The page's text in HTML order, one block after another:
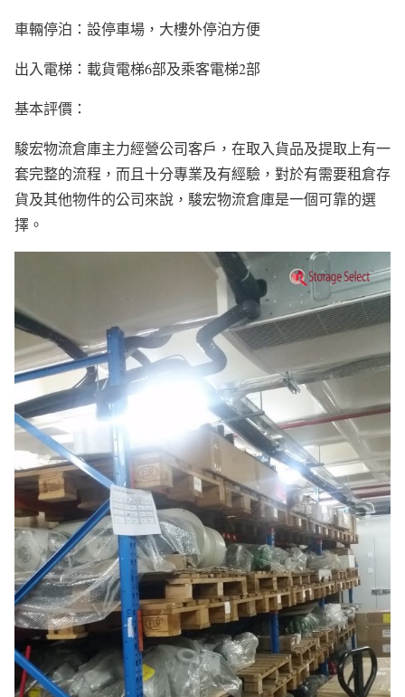
車輛停泊：設停車場，大樓外停泊方便
出入電梯：載貨電梯6部及乘客電梯2部
基本評價：
駿宏物流倉庫主力經營公司客戶，在取入貨品及提取上有一
套完整的流程，而且十分專業及有經驗，對於有需要租倉存
貨及其他物件的公司來說，駿宏物流倉庫是一個可靠的選
擇。